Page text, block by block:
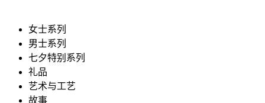
女士系列
男士系列
七夕特别系列
礼品
艺术与工艺
故事